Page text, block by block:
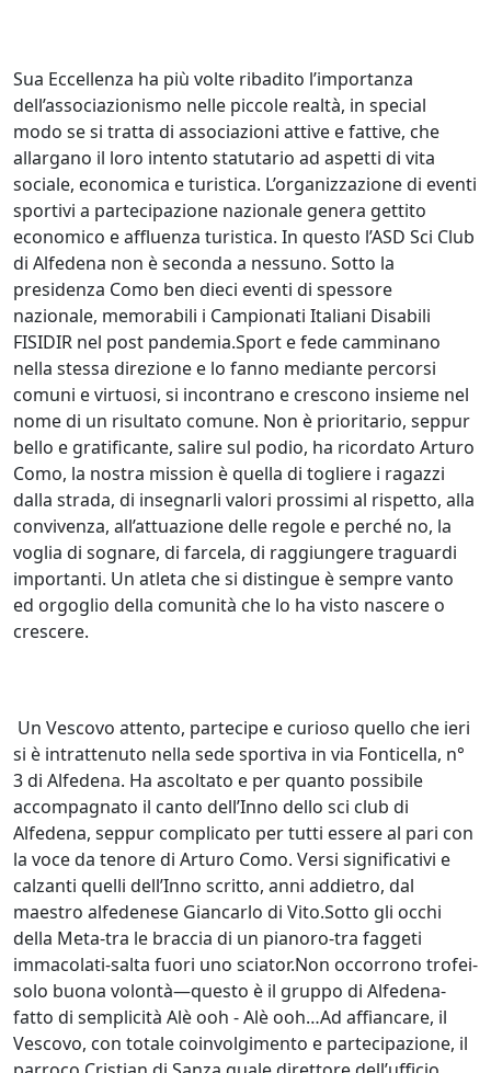
Sua Eccellenza ha più volte ribadito l’importanza
dell’associazionismo nelle piccole realtà, in special
modo se si tratta di associazioni attive e fattive, che
allargano il loro intento statutario ad aspetti di vita
sociale, economica e turistica. L’organizzazione di eventi
sportivi a partecipazione nazionale genera gettito
economico e affluenza turistica. In questo l’ASD Sci Club
di Alfedena non è seconda a nessuno. Sotto la
presidenza Como ben dieci eventi di spessore
nazionale, memorabili i Campionati Italiani Disabili
FISIDIR nel post pandemia.Sport e fede camminano
nella stessa direzione e lo fanno mediante percorsi
comuni e virtuosi, si incontrano e crescono insieme nel
nome di un risultato comune. Non è prioritario, seppur
bello e gratificante, salire sul podio, ha ricordato Arturo
Como, la nostra mission è quella di togliere i ragazzi
dalla strada, di insegnarli valori prossimi al rispetto, alla
convivenza, all’attuazione delle regole e perché no, la
voglia di sognare, di farcela, di raggiungere traguardi
importanti. Un atleta che si distingue è sempre vanto
ed orgoglio della comunità che lo ha visto nascere o
crescere.
Un Vescovo attento, partecipe e curioso quello che ieri
si è intrattenuto nella sede sportiva in via Fonticella, n°
3 di Alfedena. Ha ascoltato e per quanto possibile
accompagnato il canto dell’Inno dello sci club di
Alfedena, seppur complicato per tutti essere al pari con
la voce da tenore di Arturo Como. Versi significativi e
calzanti quelli dell’Inno scritto, anni addietro, dal
maestro alfedenese Giancarlo di Vito.Sotto gli occhi
della Meta-tra le braccia di un pianoro-tra faggeti
immacolati-salta fuori uno sciator.Non occorrono trofei-
solo buona volontà—questo è il gruppo di Alfedena-
fatto di semplicità Alè ooh - Alè ooh…Ad affiancare, il
Vescovo, con totale coinvolgimento e partecipazione, il